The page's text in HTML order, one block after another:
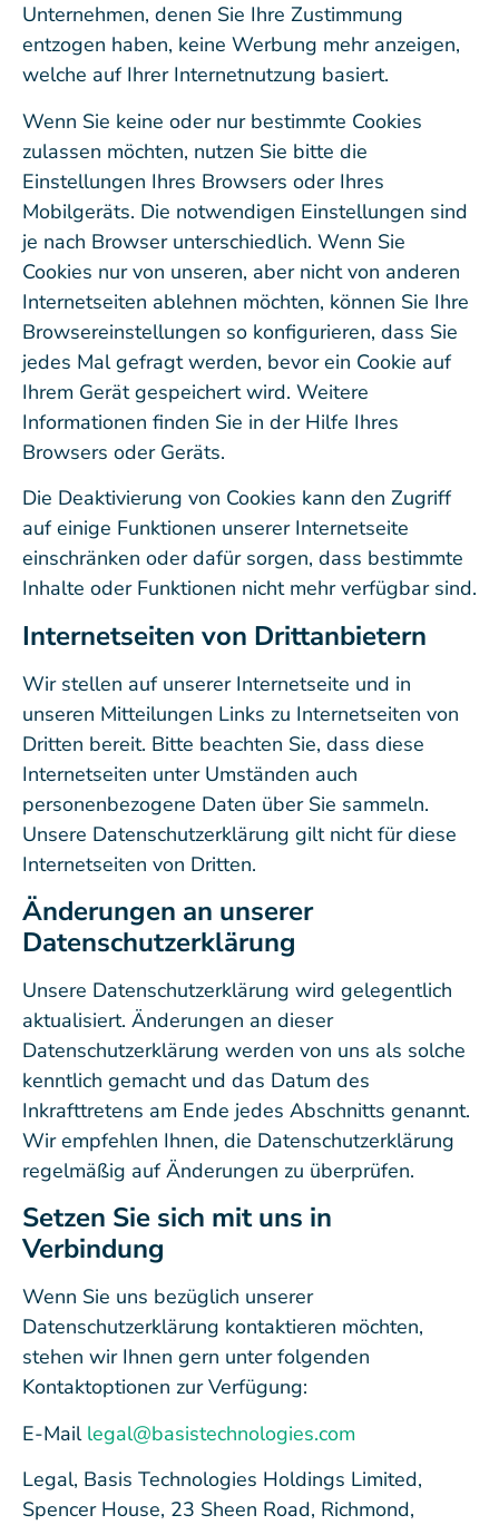
Unternehmen, denen Sie Ihre Zustimmung
entzogen haben, keine Werbung mehr anzeigen,
welche auf Ihrer Internetnutzung basiert.
Wenn Sie keine oder nur bestimmte Cookies
zulassen möchten, nutzen Sie bitte die
Einstellungen Ihres Browsers oder Ihres
Mobilgeräts. Die notwendigen Einstellungen sind
je nach Browser unterschiedlich. Wenn Sie
Cookies nur von unseren, aber nicht von anderen
Internetseiten ablehnen möchten, können Sie Ihre
Browsereinstellungen so konfigurieren, dass Sie
jedes Mal gefragt werden, bevor ein Cookie auf
Ihrem Gerät gespeichert wird. Weitere
Informationen finden Sie in der Hilfe Ihres
Browsers oder Geräts.
Die Deaktivierung von Cookies kann den Zugriff
auf einige Funktionen unserer Internetseite
einschränken oder dafür sorgen, dass bestimmte
Inhalte oder Funktionen nicht mehr verfügbar sind.
Internetseiten von Drittanbietern
Wir stellen auf unserer Internetseite und in
unseren Mitteilungen Links zu Internetseiten von
Dritten bereit. Bitte beachten Sie, dass diese
Internetseiten unter Umständen auch
personenbezogene Daten über Sie sammeln.
Unsere Datenschutzerklärung gilt nicht für diese
Internetseiten von Dritten.
Änderungen an unserer
Datenschutzerklärung
Unsere Datenschutzerklärung wird gelegentlich
aktualisiert. Änderungen an dieser
Datenschutzerklärung werden von uns als solche
kenntlich gemacht und das Datum des
Inkrafttretens am Ende jedes Abschnitts genannt.
Wir empfehlen Ihnen, die Datenschutzerklärung
regelmäßig auf Änderungen zu überprüfen.
Setzen Sie sich mit uns in
Verbindung
Wenn Sie uns bezüglich unserer
Datenschutzerklärung kontaktieren möchten,
stehen wir Ihnen gern unter folgenden
Kontaktoptionen zur Verfügung:
E-Mail legal@basistechnologies.com
Legal, Basis Technologies Holdings Limited,
Spencer House, 23 Sheen Road, Richmond,